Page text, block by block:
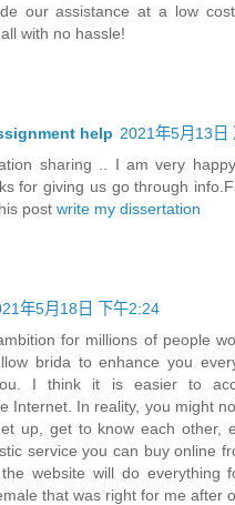
our assistance at a low
with no hassle!
help 2021年5月13日
sharing .. I am very
for giving us go through
post write my dissertation
年5月18日 下午2:24
for millions of people
brida to enhance you
I think it is easier to
Internet. In reality, you might
up, get to know each other,
service you can buy online
website will do everything
that was right for me after